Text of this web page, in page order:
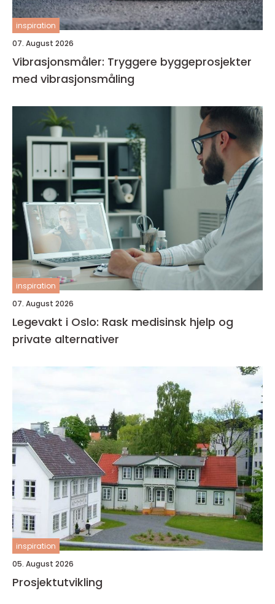
inspiration
07. August 2026
Vibrasjonsmåler: Tryggere byggeprosjekter
med vibrasjonsmåling
inspiration
07. August 2026
Legevakt i Oslo: Rask medisinsk hjelp og
private alternativer
inspiration
05. August 2026
Prosjektutvikling